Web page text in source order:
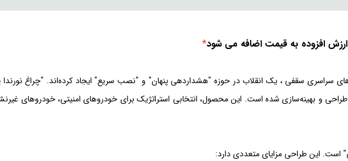
*
سراسری سقفی ، یک انقلاب در حوزه "هشداردهی پنهان" و "نصب سریع" ایجاد کرده‌اند. "چراغ
طراحی و بهینه‌سازی شده است. این محصول، انتخابی استراتژیک برای خودروهای امنیتی، خودروهای
است. این طراحی مزایای متعددی دارد: